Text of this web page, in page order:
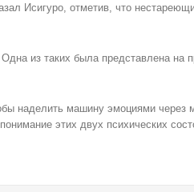
Исигуро, отметив, что
из таких была представлена на
наделить машину эмоциями через
этих двух психических